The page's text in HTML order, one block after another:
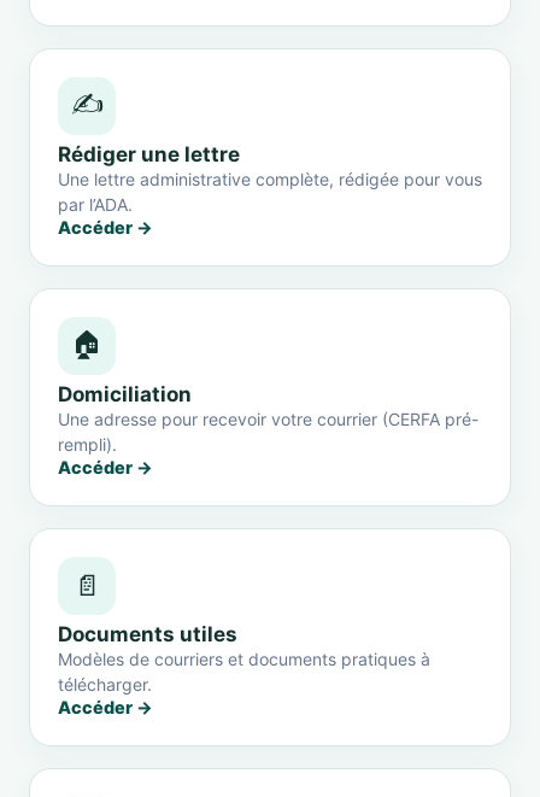
✍️
Rédiger une lettre
Une lettre administrative complète, rédigée pour vous
par l’ADA.
Accéder →
🏠
Domiciliation
Une adresse pour recevoir votre courrier (CERFA pré-
rempli).
Accéder →
📄
Documents utiles
Modèles de courriers et documents pratiques à
télécharger.
Accéder →